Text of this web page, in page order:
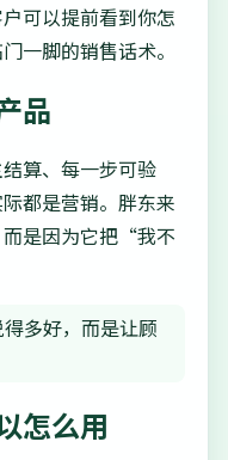
可以提前看到你怎
一脚的销售话术。
品
算、每一步可验
都是营销。胖东来
是因为它把“我不
多好，而是让顾
怎么用